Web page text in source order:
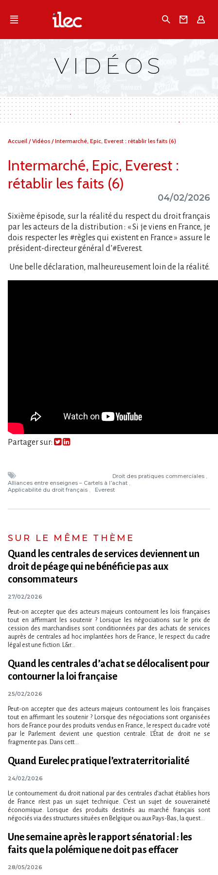
Qu'est-ce que l’Ilec
Campagnes multimarques
VIDÉOS
Vous
Accueil /Vidéos /Intermarché, Epic, Everest : rétablir les faits (6)
Intermarché, Epic, Everest :
rétablir les faits (6)
04/02/2026
Sixième épisode, sur la réalité du respect du droit français
par les acteurs de la distribution : « Si je viens en France, je
dois respecter les #règles qui existent en France » assure le
président-directeur général d’#Everest.
Une belle déclaration, malheureusement loin de la réalité.
Partager sur:
Droit des pratiques commerciales
Alliances entre enseignes – Cartels à l’achat
Applicabilité du droit français
Everest
SUR LE MÊME THÈME
Quand les centrales de services deviennent un
droit de péage qui ne bénéficie pas aux
consommateurs
27/02/2026
Peut-on accepter que des acteurs majeurs contournent les lois françaises
tout en affirmant les soutenir ? Lorsque les négociations sur le prix de
cession des marchandises sont conditionnées par des achats de services
auprès de centrales ad hoc implantées hors de France, le respect du cadre
légal est une fiction. L&r...
Quand les centrales d’achat se délocalisent pour
contourner la loi française
25/02/2026
Peut-on accepter que des acteurs majeurs contournent les lois françaises
tout en affirmant les soutenir ? Lorsque des négociations sont organisées
hors de France pour des produits vendus en France, le respect du cadre voté
par le Parlement devient une question centrale. L’État de droit ne se
fragmente pas. Dans cett...
Quand Eurelec pratique l’extraterritorialité
24/02/2026
Le contournement du droit national par des centrales d’achat établies hors
de France n’est pas un sujet technique. C’est un sujet de souveraineté
économique. Lorsque des produits destinés au marché français sont
négociés via des structures situées en Belgique ou aux Pays-Bas, la quest...
Une semaine après le rapport sénatorial : les
faits que la polémique ne doit pas effacer
28/05/2026